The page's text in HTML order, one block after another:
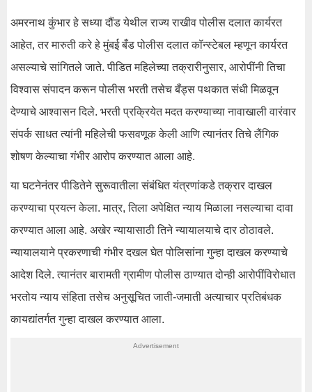
अमरनाथ कुंभार हे सध्या दौंड येथील राज्य राखीव पोलीस दलात कार्यरत
आहेत, तर मारुती करे हे मुंबई बँड पोलीस दलात कॉन्स्टेबल म्हणून कार्यरत
असल्याचे सांगितले जाते. पीडित महिलेच्या तक्रारीनुसार, आरोपींनी तिचा
विश्वास संपादन करून पोलीस भरती तसेच बँड्स पथकात संधी मिळवून
देण्याचे आश्वासन दिले. भरती प्रक्रियेत मदत करण्याच्या नावाखाली वारंवार
संपर्क साधत त्यांनी महिलेची फसवणूक केली आणि त्यानंतर तिचे लैंगिक
शोषण केल्याचा गंभीर आरोप करण्यात आला आहे.
या घटनेनंतर पीडितेने सुरूवातीला संबंधित यंत्रणांकडे तक्रार दाखल
करण्याचा प्रयत्न केला. मात्र, तिला अपेक्षित न्याय मिळाला नसल्याचा दावा
करण्यात आला आहे. अखेर न्यायासाठी तिने न्यायालयाचे दार ठोठावले.
न्यायालयाने प्रकरणाची गंभीर दखल घेत पोलिसांना गुन्हा दाखल करण्याचे
आदेश दिले. त्यानंतर बारामती ग्रामीण पोलीस ठाण्यात दोन्ही आरोपींविरोधात
भरतोय न्याय संहिता तसेच अनुसूचित जाती-जमाती अत्याचार प्रतिबंधक
कायद्यांतर्गत गुन्हा दाखल करण्यात आला.